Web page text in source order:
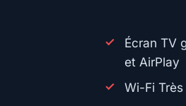
Écran TV
et AirPlay
Wi-Fi